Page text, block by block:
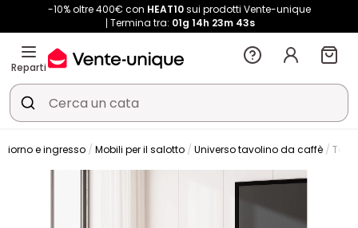
-10% oltre 400€ con HEAT10sui prodotti Vente-unique
Termina tra: 01g 14h 23m 43s
Reparti
e ingresso Mobili per il salotto Universo tavolino da caffè